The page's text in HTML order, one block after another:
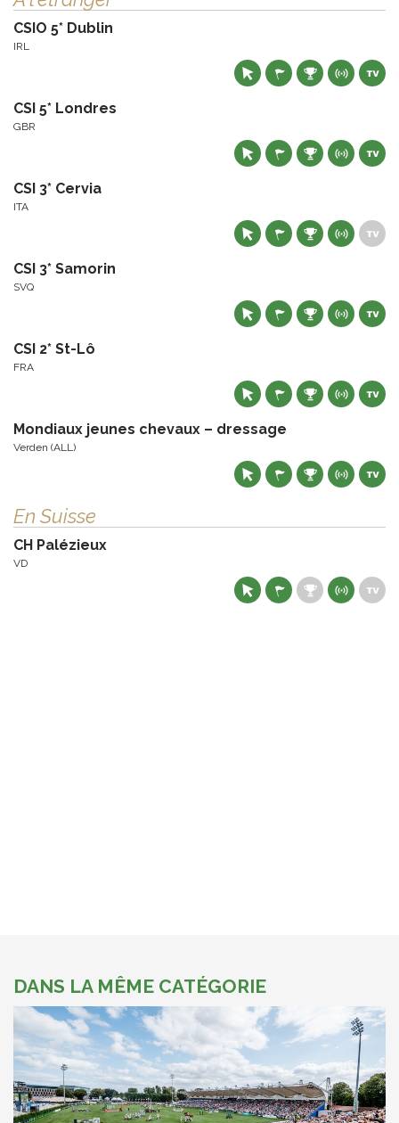
CSIO 5* Dublin
IRL
CSI 5* Londres
GBR
CSI 3* Cervia
ITA
CSI 3* Samorin
SVQ
CSI 2* St-Lô
FRA
Mondiaux jeunes chevaux – dressage
Verden (ALL)
En Suisse
CH Palézieux
VD
DANS LA MÊME CATÉGORIE